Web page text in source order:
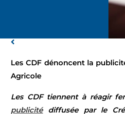
Les CDF dénoncent la
Agricole
Les CDF tiennent à réagir
publicitédiffusée par le